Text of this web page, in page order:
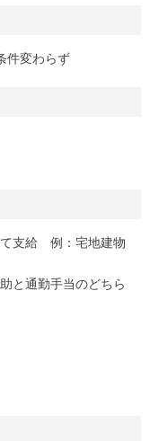
件変わらず
て支給 例：宅地建物
と通勤手当のどちら